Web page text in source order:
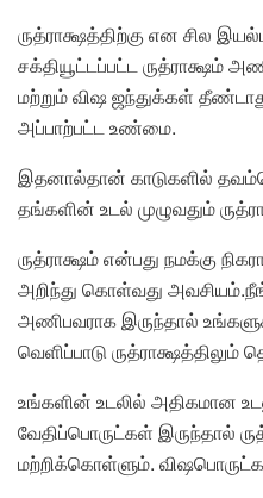
ருத்ராக்ஷத்திற்கு என சில
சக்தியூட்டப்பட்ட ருத்ராக்ஷம்
மற்றும் விஷ ஜந்துக்கள்
அப்பாற்பட்ட உண்மை.
இதனால்தான் காடுகளில்
தங்களின் உடல் முழுவதும்
ருத்ராக்ஷம் என்பது நமக்கு
அறிந்து கொள்வது
அணிபவராக இருந்தால்
வெளிப்பாடு ருத்ராக்ஷத்திலும்
உங்களின் உடலில் அதிகமான
வேதிப்பொருட்கள் இருந்தால்
மற்றிக்கொள்ளும்.